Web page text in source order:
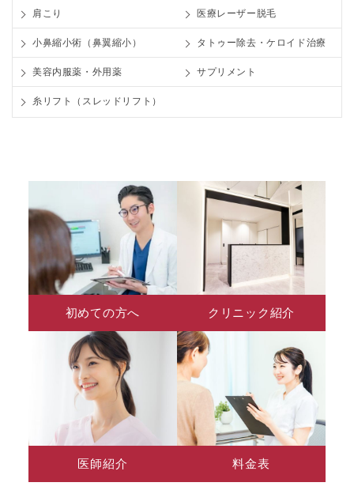
肩こり 医療レーザー脱毛
小鼻縮小術（鼻翼縮小） タトゥー除去・ケロイド治療
美容内服薬・外用薬 サプリメント
糸リフト（スレッドリフト）
初めての方へ クリニック紹介
医師紹介 料金表